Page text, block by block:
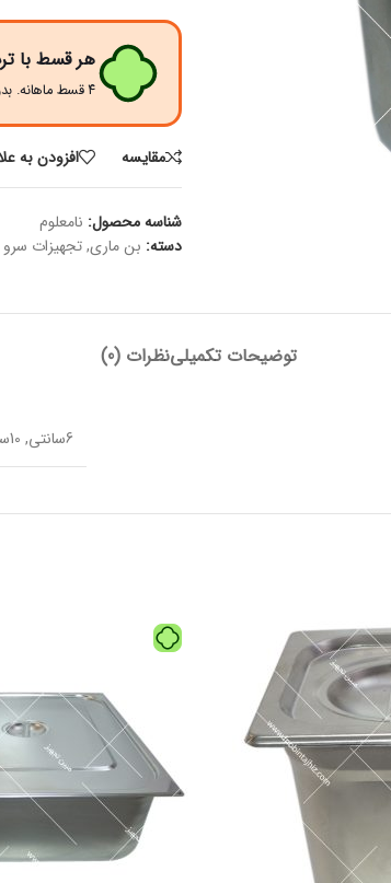
هر قسط با
۴ قسط ماهانه. بدون سود، چک و ضامن.
مقايسه افزودن به
شناسه محصول: نامعلوم
دسته: بن ماری,تجهیزات سرو
توضیحات تکمیلینظرات (0)
6سانتی , 10سانتی